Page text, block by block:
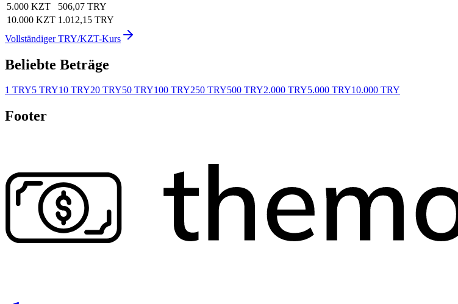
5.000 KZT
506,07 TRY
10.000 KZT 1.012,15 TRY
Vollständiger TRY/KZT-Kurs
Beliebte Beträge
1 TRY5 TRY10 TRY20 TRY50 TRY100 TRY250 TRY500 TRY2.000 TRY5.000 TRY10.000 TRY
Footer